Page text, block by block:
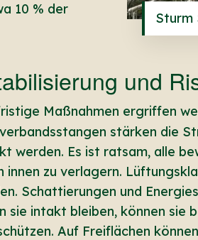
Sturm
10 % der
und
Maßnahmen ergriffen
stärken die
werden. Es ist ratsam, alle
zu verlagern.
Schattierungen und
sie intakt bleiben, können sie
Auf Freiflächen